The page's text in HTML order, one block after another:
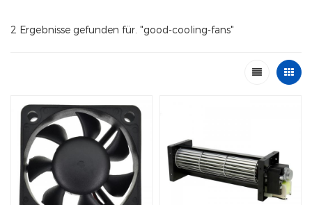
2 Ergebnisse gefunden für. "good-cooling-fans"